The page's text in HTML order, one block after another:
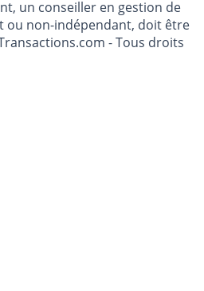
un conseiller en gestion de
ou non-indépendant, doit être
- Tous droits